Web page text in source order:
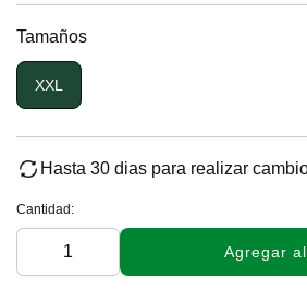
Tamaños
XXL
Hasta 30 dias para realizar
Cantidad:
Agregar